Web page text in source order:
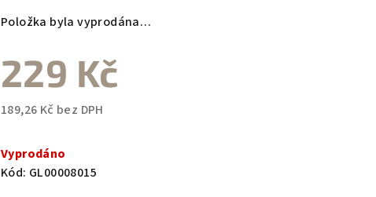
Položka byla vyprodána…
229 Kč
189,26 Kč bez DPH
cena:
Vyprodáno
Kód: GL00008015